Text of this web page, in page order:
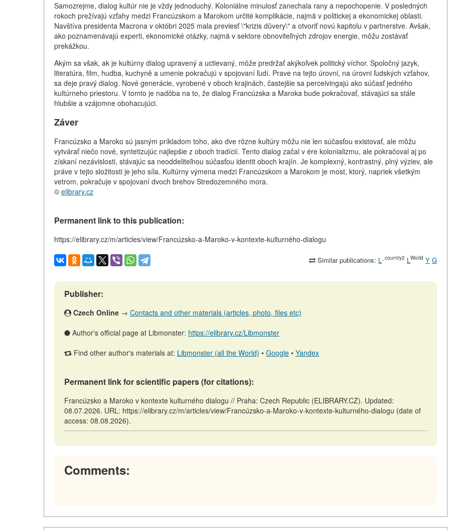
Samozrejme, dialog kultúr nie je vždy jednoduchý. Koloniálne minulosť zanechala rany a nepochopenie. V posledných
rokoch prežívajú vzťahy medzi Francúzskom a Marokom určité komplikácie, najmä v politickej a ekonomickej oblasti.
Navštíva presidenta Macrona v októbri 2025 mala previesť \"krizis důvery\" a otvoriť novú kapitolu v partnerstve. Avšak,
ako poznamenávajú experti, ekonomické otázky, najmä v sektore obnoviteľných zdrojov energie, môžu zostávať
prekážkou.
Akým sa však, ak je kultúrny dialog upravený a uctievaný, môže predržať akýkoľvek politický víchor. Spoločný jazyk,
literatúra, film, hudba, kuchyně a umenie pokračujú v spojovaní ľudí. Prave na tejto úrovni, na úrovni ľudských vzťahov,
sa deje pravý dialog. Nové generácie, vyrobené v oboch krajinách, častejšie sa perceivingajú ako súčasť jedného
kultúrneho priestoru. V tomto je nadôba na to, že dialog Francúzska a Maroka bude pokračovať, stávajúci sa stále
hlubšie a vzájomne obohacujúci.
Záver
Francúzsko a Maroko sú jasným príkladom toho, ako dve rôzne kultúry môžu nie len súčasťou existovať, ale môžu
vytvárať niečo nové, syntetizujúc najlepšie z oboch tradícií. Tento dialog začal v ére kolonializmu, ale pokračoval aj po
získaní nezávislosti, stávajúc sa neoddeliteľnou súčasťou identit oboch krajín. Je komplexný, kontrastný, plný výziev, ale
práve v tejto složitosti je jeho síla. Kultúrny výmena medzi Francúzskom a Marokom je most, ktorý, napriek všetkým
vetrom, pokračuje v spojovaní dvoch brehov Stredozemného mora.
© elibrary.cz
Permanent link to this publication:
https://elibrary.cz/m/articles/view/Francúzsko-a-Maroko-v-kontexte-kulturného-dialogu
Similar publications: L _country2 L World Y G
Publisher:
Czech Online → Contacts and other materials (articles, photo, files etc)
Author's official page at Libmonster: https://elibrary.cz/Libmonster
Find other author's materials at: Libmonster (all the World) • Google • Yandex
Permanent link for scientific papers (for citations):
Francúzsko a Maroko v kontexte kulturného dialogu // Praha: Czech Republic (ELIBRARY.CZ). Updated:
08.07.2026. URL: https://elibrary.cz/m/articles/view/Francúzsko-a-Maroko-v-kontexte-kulturného-dialogu (date of
access: 08.08.2026).
Comments: